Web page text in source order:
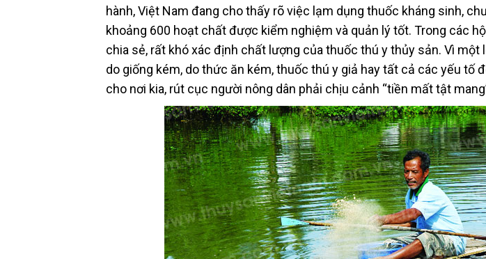
hành, Việt Nam đang cho thấy rõ việc lạm dụng thuốc kháng sinh,
khoảng 600 hoạt chất được kiểm nghiệm và quản lý tốt. Trong các
chia sẻ, rất khó xác định chất lượng của thuốc thú y thủy sản. Vì một
do giống kém, do thức ăn kém, thuốc thú y giả hay tất cả các yếu tố
cho nơi kia, rút cục người nông dân phải chịu cảnh “tiền mất tật